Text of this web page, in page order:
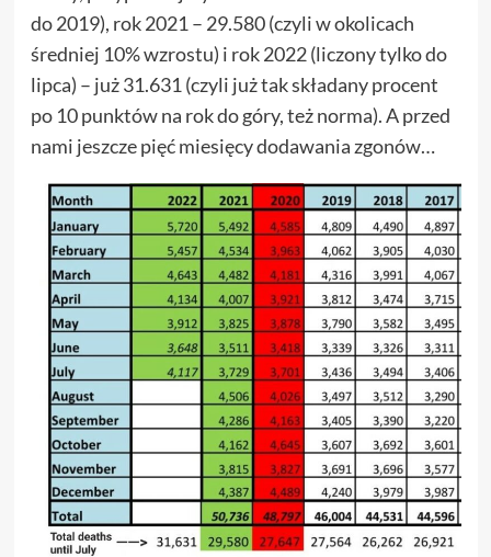
do 2019), rok 2021 – 29.580 (czyli w okolicach
średniej 10% wzrostu) i rok 2022 (liczony tylko do
lipca) – już 31.631 (czyli już tak składany procent
po 10 punktów na rok do góry, też norma). A przed
nami jeszcze pięć miesięcy dodawania zgonów…